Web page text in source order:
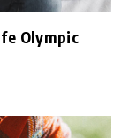
Olympic